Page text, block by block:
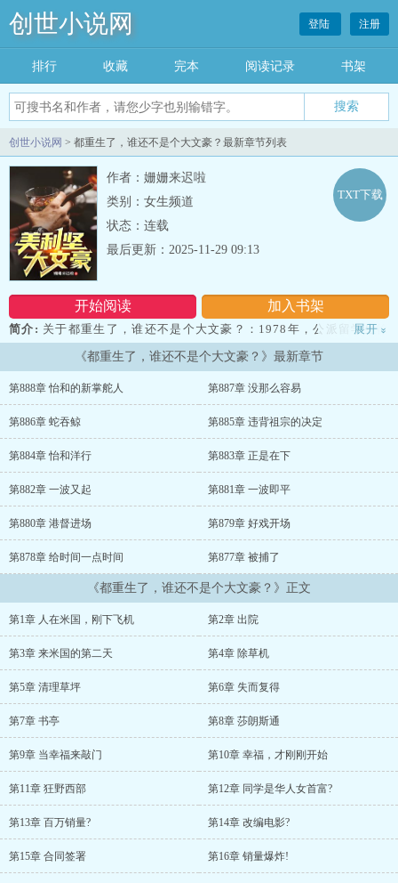
创世小说网 登陆 注册
排行 收藏 完本 阅读记录 书架
创世小说网 > 都重生了，谁还不是个大文豪？最新章节列表
作者：姗姗来迟啦
类别：女生频道
状态：连载
开始阅读 加入书架
TXT下载
最后更新：2025-11-29 09:13
简介: 关于都重生了，谁还不是个大文豪？：1978年，公派留学生徐
谨言刚下飞机就遇到了抢劫。被打晕后，救护车将其拉到了医院，欠
下了一屁股帐。为了还债，当幸福来敲门、本能、肖申克的救赎、辛
德勒名单、哈利波特、英国病人一一发表，眨眼间徐谨言成为了美利
德勒名单被好莱坞以天价编剧费拿下后。美国往事、阿甘正传、楚门
的世界、雨人、沉默的羔羊等一部部经典电影，被提前搬上了这个世
界的大荧幕。当百年孤独面世，徐谨言回首望去，自己居然被誉为了
美利坚最后一位大文豪。那...我都成文豪了，买一点苹果、湖人的股
份，再促进一下华米友谊什么的，不过分吧？且看徐谨言如何在重生
美利坚后，搅动这个世界...无系统+无空间+日常...
展开 »
《都重生了，谁还不是个大文豪？》最新章节
第888章 怡和的新掌舵人 第887章 没那么容易
第886章 蛇吞鲸 第885章 违背祖宗的决定
第884章 怡和洋行 第883章 正是在下
第882章 一波又起 第881章 一波即平
第880章 港督进场 第879章 好戏开场
第878章 给时间一点时间 第877章 被捕了
《都重生了，谁还不是个大文豪？》正文
第1章 人在米国，刚下飞机 第2章 出院
第3章 来米国的第二天 第4章 除草机
第5章 清理草坪 第6章 失而复得
第7章 书亭 第8章 莎朗斯通
第9章 当幸福来敲门 第10章 幸福，才刚刚开始
第11章 狂野西部 第12章 同学是华人女首富?
第13章 百万销量? 第14章 改编电影?
第15章 合同签署 第16章 销量爆炸!